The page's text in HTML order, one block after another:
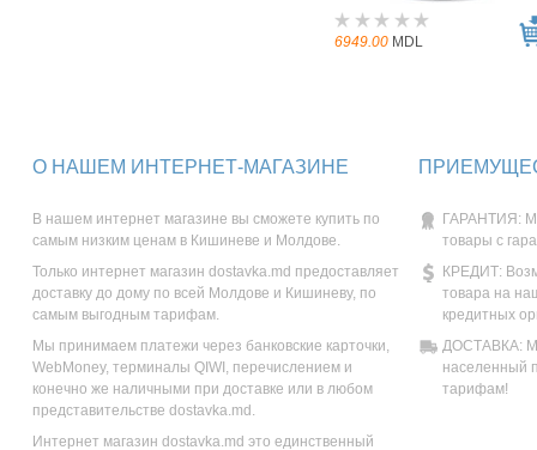
6949.00 MDL
О НАШЕМ ИНТЕРНЕТ-МАГАЗИНЕ
В нашем интернет магазине вы сможете купить по
самым низким ценам в Кишиневе и Молдове.
Только интернет магазин dostavka.md предоставляет
доставку до дому по всей Молдове и Кишиневу, по
самым выгодным тарифам.
Мы принимаем платежи через банковские карточки,
WebMoney, терминалы QIWI, перечислением и
конечно же наличными при доставке или в любом
представительстве dostavka.md.
Интернет магазин dostavka.md это единственный
ГАРАНТИЯ:
товары с
КРЕДИТ:
товара на
кредитных
ДОСТАВКА:
населенный
тарифам!